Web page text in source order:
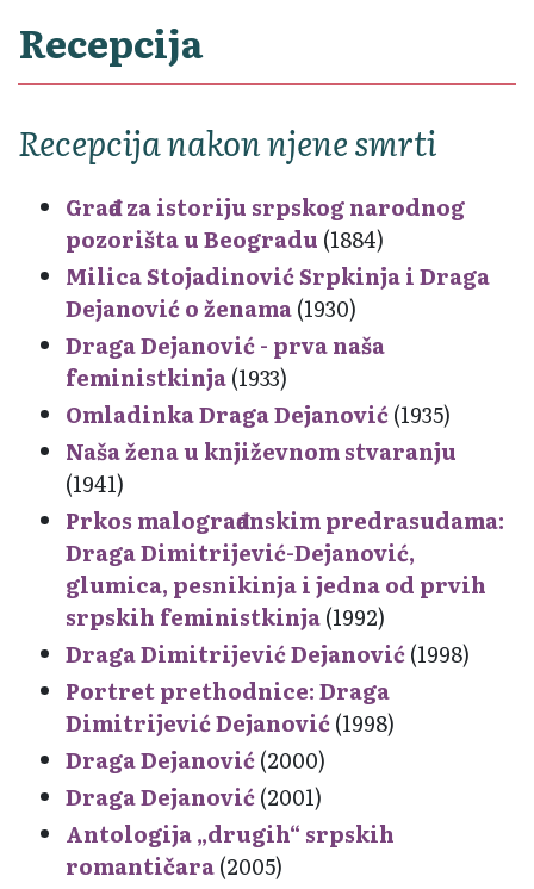
Recepcija
Recepcija nakon njene smrti
Građa za istoriju srpskog narodnog
pozorišta u Beogradu (1884)
Milica Stojadinović Srpkinja i Draga
Dejanović o ženama(1930)
Draga Dejanović - prva naša
feministkinja(1933)
Omladinka Draga Dejanović(1935)
Naša žena u književnom stvaranju
(1941)
Prkos malograđanskim predrasudama:
Draga Dimitrijević-Dejanović,
glumica, pesnikinja i jedna od prvih
srpskih feministkinja(1992)
Draga Dimitrijević Dejanović(1998)
Portret prethodnice: Draga
Dimitrijević Dejanović(1998)
Draga Dejanović(2000)
Draga Dejanović(2001)
Antologija „drugih“ srpskih
romantičara(2005)